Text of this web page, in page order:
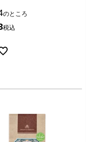
のところ
税込